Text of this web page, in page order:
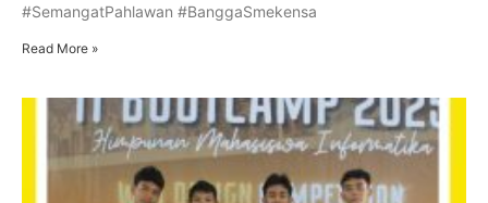
#SemangatPahlawan #BanggaSmekensa
Read More »